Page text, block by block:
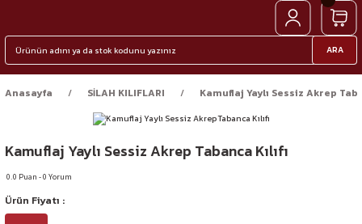
ARA
Anasayfa SİLAH KILIFLARI Kamuflaj Yaylı Sessiz Akrep
Kamuflaj Yaylı Sessiz Akrep Tabanca Kılıfı
0.0 Puan - 0 Yorum
Ürün Fiyatı :